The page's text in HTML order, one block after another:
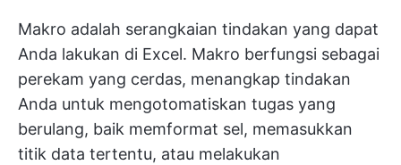
Makro adalah serangkaian tindakan yang dapat
Anda lakukan di Excel. Makro berfungsi sebagai
perekam yang cerdas, menangkap tindakan
Anda untuk mengotomatiskan tugas yang
berulang, baik memformat sel, memasukkan
titik data tertentu, atau melakukan